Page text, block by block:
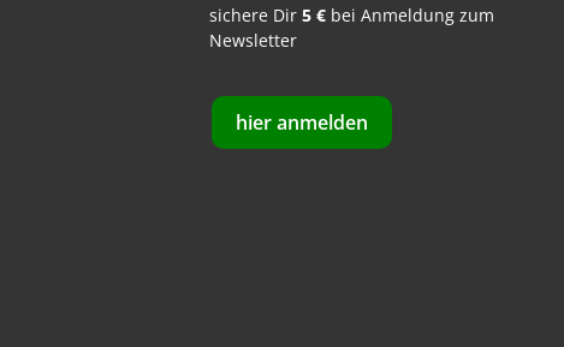
sichere Dir5 € bei Anmeldung zum
Newsletter
hier anmelden